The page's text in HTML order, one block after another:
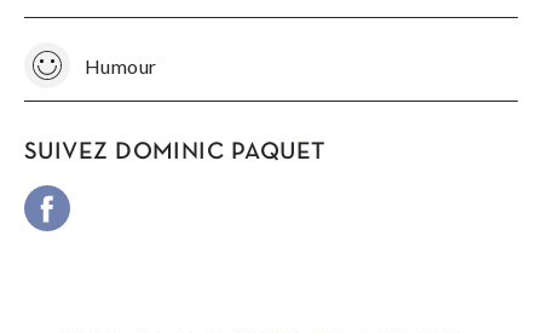
Humour
SUIVEZ DOMINIC PAQUET